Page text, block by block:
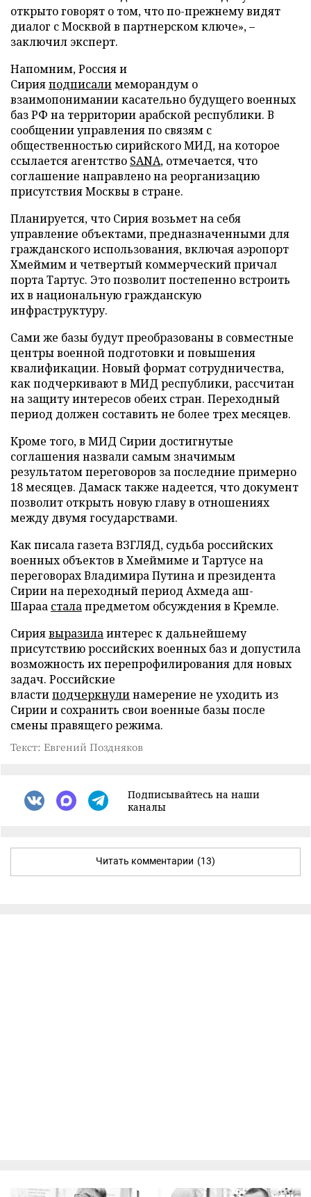
открыто говорят о том, что по-прежнему видят
диалог с Москвой в партнерском ключе», –
заключил эксперт.
Напомним, Россия и
Сирияподписалимеморандум о
взаимопонимании касательно будущего военных
баз РФ на территории арабской республики. В
сообщении управления по связям с
общественностью сирийского МИД, на которое
ссылается агентство SANA, отмечается, что
соглашение направлено на реорганизацию
присутствия Москвы в стране.
Планируется, что Сирия возьмет на себя
управление объектами, предназначенными для
гражданского использования, включая аэропорт
Хмеймим и четвертый коммерческий причал
порта Тартус. Это позволит постепенно встроить
их в национальную гражданскую
инфраструктуру.
Сами же базы будут преобразованы в совместные
центры военной подготовки и повышения
квалификации. Новый формат сотрудничества,
как подчеркивают в МИД республики, рассчитан
на защиту интересов обеих стран. Переходный
период должен составить не более трех месяцев.
Кроме того, в МИД Сирии достигнутые
соглашения назвали самым значимым
результатом переговоров за последние примерно
18 месяцев. Дамаск также надеется, что документ
позволит открыть новую главу в отношениях
между двумя государствами.
Как писала газета ВЗГЛЯД, судьба российских
военных объектов в Хмеймиме и Тартусе на
переговорах Владимира Путина и президента
Сирии на переходный период Ахмеда аш-
Шараа сталапредметом обсуждения в Кремле.
Сириявыразилаинтерес к дальнейшему
присутствию российских военных баз и допустила
возможность их перепрофилирования для новых
задач. Российские
властиподчеркнулинамерение не уходить из
Сирии и сохранить свои военные базы после
смены правящего режима.
Текст: Евгений Поздняков
Подписывайтесь на наши
каналы
Читать комментарии (13)